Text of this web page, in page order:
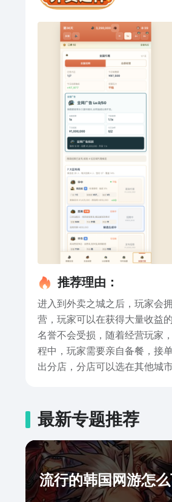
推荐理由：
进入到外卖之城之后，玩家会
营，玩家可以在获得大量收益
名誉不会受损，随着经营玩家
程中，玩家需要亲自备餐，接
出分店，分店可以选在其他城
中，玩家可以不断去提升个人
量的文字设定，展现出了一个
最新专题推荐
流行的韩国网游怎